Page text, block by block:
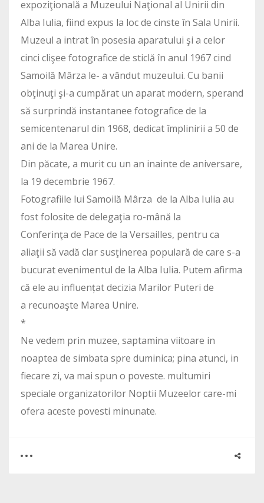
expoziţională a Muzeului Naţional al Unirii din
Alba Iulia, fiind expus la loc de cinste în Sala Unirii.
Muzeul a intrat în posesia aparatului şi a celor
cinci clişee fotografice de sticlă în anul 1967 cind
Samoilă Mârza le- a vândut muzeului. Cu banii
obţinuţi şi-a cumpărat un aparat modern, sperand
să surprindă instantanee fotografice de la
semicentenarul din 1968, dedicat împlinirii a 50 de
ani de la Marea Unire.
Din păcate, a murit cu un an inainte de aniversare,
la 19 decembrie 1967.
Fotografiile lui Samoilă Mârza de la Alba Iulia au
fost folosite de delegaţia ro-mână la
Conferinţa de Pace de la Versailles, pentru ca
aliaţii să vadă clar susţinerea populară de care s-a
bucurat evenimentul de la Alba Iulia. Putem afirma
că ele au influențat decizia Marilor Puteri de
a recunoaşte Marea Unire.
*
Ne vedem prin muzee, saptamina viitoare in
noaptea de simbata spre duminica; pina atunci, in
fiecare zi, va mai spun o poveste. multumiri
speciale organizatorilor Noptii Muzeelor care-mi
ofera aceste povesti minunate.